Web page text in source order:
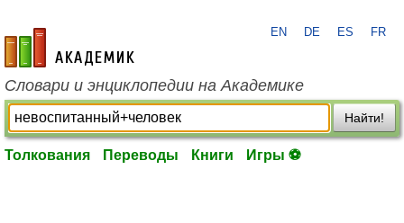
academic.ru
EN DE ES FR
Словари и энциклопедии на Академике
Найти!
Толкования Переводы Книги Игры ⚽